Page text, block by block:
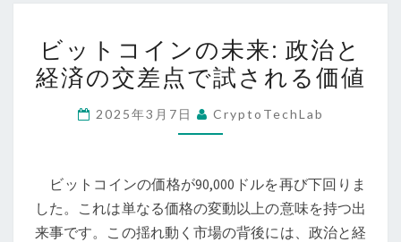
ッ
ト
イ
未
来:
ビットコインの未来: 政治と
経済の交差点で試される価値
2025年3月7日 CryptoTechLab
ビットコインの価格が90,000ドルを再び下回りま
した。これは単なる価格の変動以上の意味を持つ出
来事です。この揺れ動く市場の背後には、政治と経